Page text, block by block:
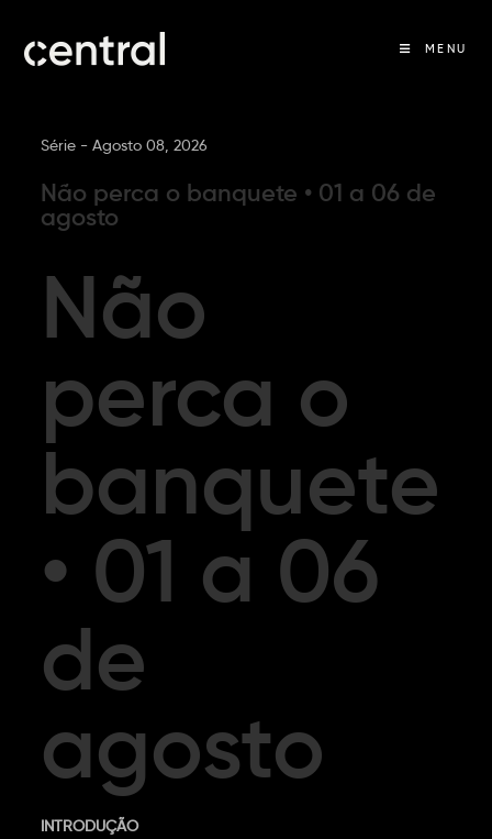
MENU
Série -Agosto 08, 2026
Não perca o banquete • 01 a 06 de
agosto
Não
perca o
banquete
• 01 a 06
de
agosto
INTRODUÇÃO